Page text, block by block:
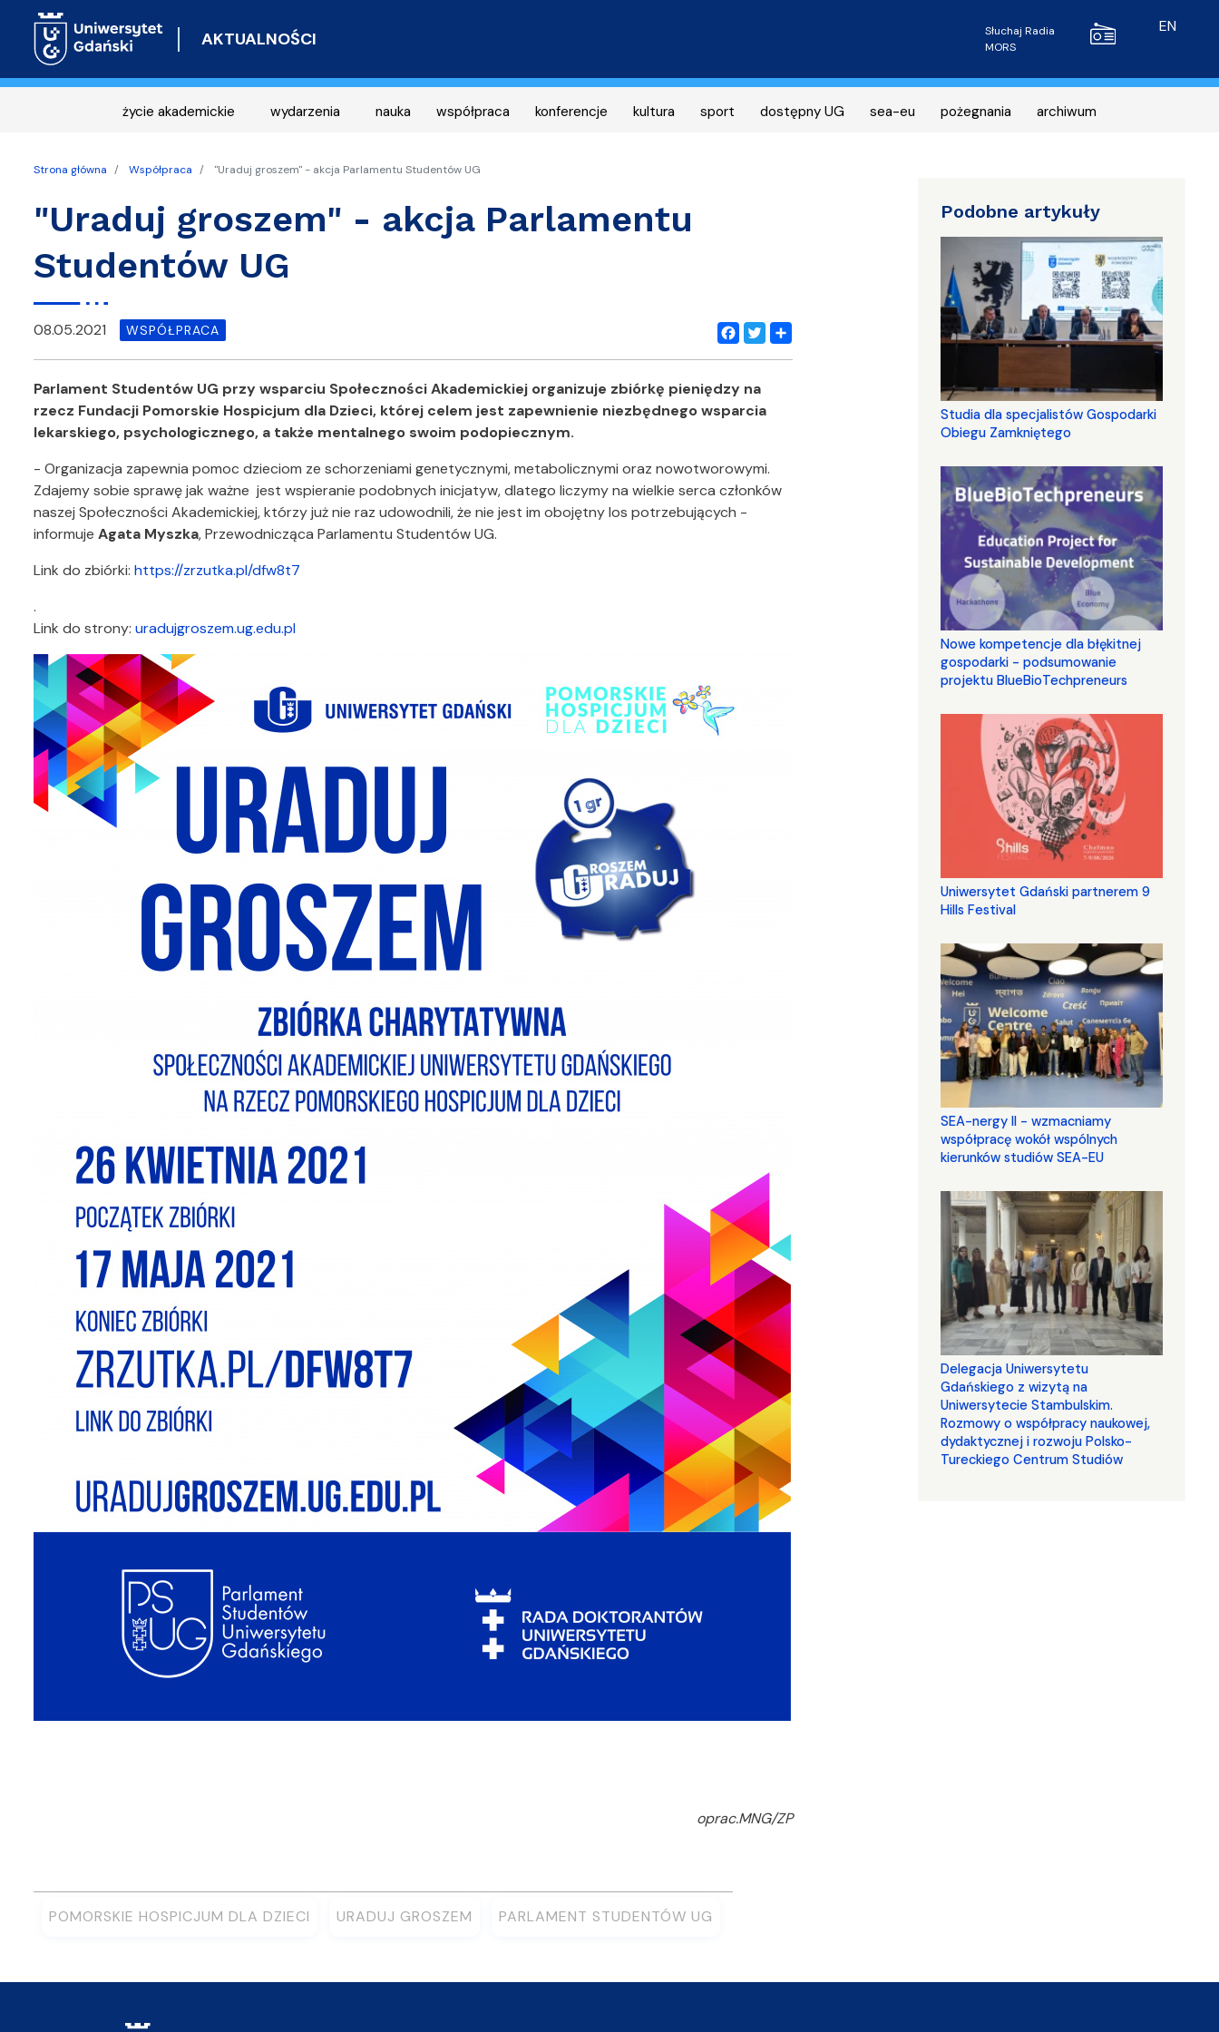
AKTUALNOŚCI Radio MORS
Słuchaj Radia
MORS
EN
życie akademickie wydarzenia nauka współpraca konferencje kultura sport dostępny UG sea-eu pożegnania archiwum
Strona główna Współpraca "Uraduj groszem" - akcja Parlamentu Studentów UG
"Uraduj groszem" - akcja Parlamentu
Studentów UG
Facebook
Twitter
Share
08.05.2021 WSPÓŁPRACA
Parlament Studentów UG przy wsparciu Społeczności Akademickiej organizuje zbiórkę pieniędzy na
rzecz Fundacji Pomorskie Hospicjum dla Dzieci, której celem jest zapewnienie niezbędnego wsparcia
lekarskiego, psychologicznego, a także mentalnego swoim podopiecznym.
- Organizacja zapewnia pomoc dzieciom ze schorzeniami genetycznymi, metabolicznymi oraz nowotworowymi.
Zdajemy sobie sprawę jak ważne jest wspieranie podobnych inicjatyw, dlatego liczymy na wielkie serca członków
naszej Społeczności Akademickiej, którzy już nie raz udowodnili, że nie jest im obojętny los potrzebujących -
informuje Agata Myszka, Przewodnicząca Parlamentu Studentów UG.
Link do zbiórki: https://zrzutka.pl/dfw8t7
.
Link do strony: uradujgroszem.ug.edu.pl
oprac.MNG/ZP
POMORSKIE HOSPICJUM DLA DZIECI URADUJ GROSZEM PARLAMENT STUDENTÓW UG
Podobne artykuły
Studia dla specjalistów Gospodarki
Obiegu Zamkniętego
Nowe kompetencje dla błękitnej
gospodarki - podsumowanie
projektu BlueBioTechpreneurs
Uniwersytet Gdański partnerem 9
Hills Festival
SEA-nergy II - wzmacniamy
współpracę wokół wspólnych
kierunków studiów SEA-EU
Delegacja Uniwersytetu
Gdańskiego z wizytą na
Uniwersytecie Stambulskim.
Rozmowy o współpracy naukowej,
dydaktycznej i rozwoju Polsko-
Tureckiego Centrum Studiów